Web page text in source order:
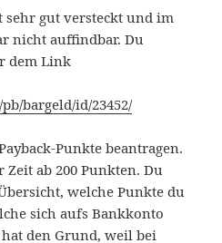
sehr gut versteckt und im
nicht auffindbar. Du
dem Link
bargeld/id/23452/
Punkte beantragen.
ab 200 Punkten. Du
welche Punkte du
sich aufs Bankkonto
den Grund, weil bei